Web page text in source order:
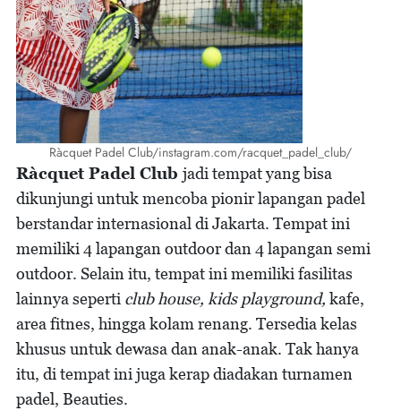
Ràcquet Padel Club/instagram.com/racquet_padel_club/
Ràcquet Padel Club jadi tempat yang bisa
dikunjungi untuk mencoba pionir lapangan padel
berstandar internasional di Jakarta. Tempat ini
memiliki 4 lapangan outdoor dan 4 lapangan semi
outdoor. Selain itu, tempat ini memiliki fasilitas
lainnya seperti club house, kids playground, kafe,
area fitnes, hingga kolam renang. Tersedia kelas
khusus untuk dewasa dan anak-anak. Tak hanya
itu, di tempat ini juga kerap diadakan turnamen
padel, Beauties.